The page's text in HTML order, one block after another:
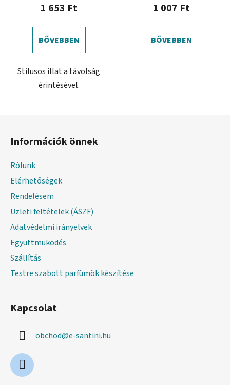
1 653 Ft
BŐVEBBEN
Stílusos illat a távolság
érintésével.
1 007 Ft
BŐVEBBEN
Információk önnek
Rólunk
Elérhetőségek
Rendelésem
Üzleti feltételek (ÁSZF)
Adatvédelmi irányelvek
Együttmüködés
Szállítás
Testre szabott parfümök készítése
Kapcsolat
obchod@e-santini.hu